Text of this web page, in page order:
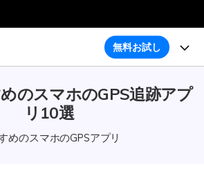
無料お試し
ポート
のスマホのGPS追跡アプ
リ10選
めのスマホのGPSアプリ